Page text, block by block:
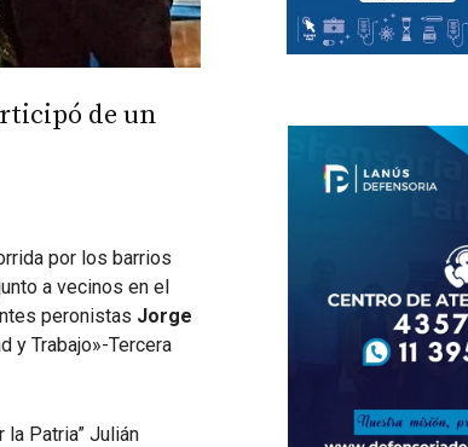
de un
por los barrios
a vecinos en el
peronistas Jorge
y Trabajo»-Tercera
Patria” Julián